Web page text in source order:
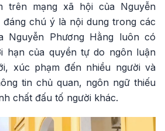
trên mạng xã hội của Nguyễn
đáng chú ý là nội dung trong các
Nguyễn Phương Hằng luôn có
hạn của quyền tự do ngôn luận
xúc phạm đến nhiều người và
tin chủ quan, ngôn ngữ thiếu
chất đấu tố người khác.